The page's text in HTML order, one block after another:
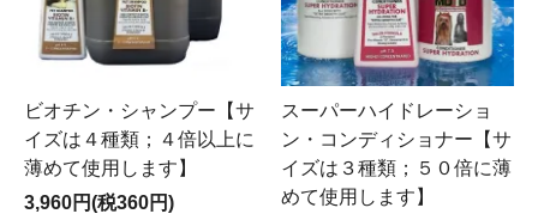
ビオチン・シャンプー【サ
イズは４種類；４倍以上に
薄めて使用します】
3,960円(税360円)
スーパーハイドレーショ
ン・コンディショナー【サ
イズは３種類；５０倍に薄
めて使用します】